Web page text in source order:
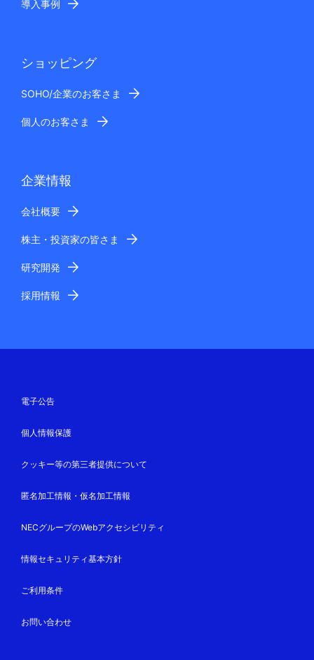
導入事例
ショッピング
SOHO/企業のお客さま
個人のお客さま
企業情報
会社概要
株主・投資家の皆さま
研究開発
採用情報
電子公告
個人情報保護
クッキー等の第三者提供について
匿名加工情報・仮名加工情報
NECグループのWebアクセシビリティ
情報セキュリティ基本方針
ご利用条件
お問い合わせ